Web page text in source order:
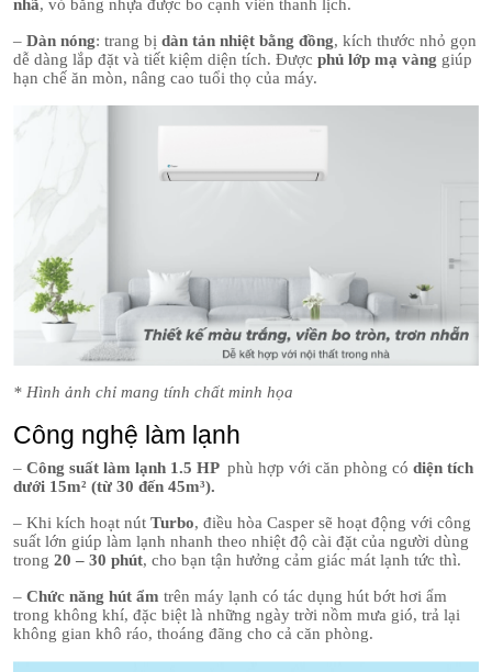
nhã, vỏ bằng nhựa được bo cạnh viền thanh lịch.
– Dàn nóng: trang bị dàn tản nhiệt bằng đồng, kích thước nhỏ gọn
dễ dàng lắp đặt và tiết kiệm diện tích. Được phủ lớp mạ vàng giúp
hạn chế ăn mòn, nâng cao tuổi thọ của máy.
* Hình ảnh chỉ mang tính chất minh họa
Công nghệ làm lạnh
– Công suất làm lạnh 1.5 HP phù hợp với căn phòng có diện tích
dưới 15m² (từ 30 đến 45m³).
– Khi kích hoạt nút Turbo, điều hòa Casper sẽ hoạt động với công
suất lớn giúp làm lạnh nhanh theo nhiệt độ cài đặt của người dùng
trong 20 – 30 phút, cho bạn tận hưởng cảm giác mát lạnh tức thì.
– Chức năng hút ẩm trên máy lạnh có tác dụng hút bớt hơi ẩm
trong không khí, đặc biệt là những ngày trời nồm mưa gió, trả lại
không gian khô ráo, thoáng đãng cho cả căn phòng.